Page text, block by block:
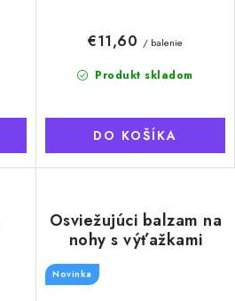
Produkt skladom
€11,60 / balenie
DO KOŠÍKA
Osviežujúci balzam na
nohy s výťažkami
Eukalyptu, Mäty a Aloe
vera, 100 ml
Novinka